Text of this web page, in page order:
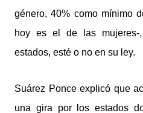
género, 40% como mínimo
hoy es el de las mujeres-
estados, esté o no en su ley.
Suárez Ponce explicó que
una gira por los estados